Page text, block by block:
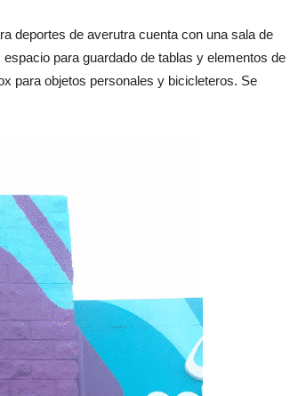
deportes de averutra cuenta con una sala de
para guardado de tablas y elementos de
para objetos personales y bicicleteros. Se